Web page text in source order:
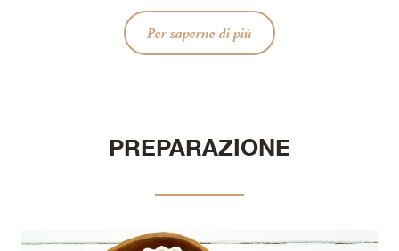
Per saperne di più
PREPARAZIONE